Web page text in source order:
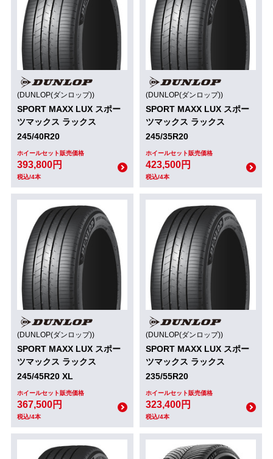
(DUNLOP(ダンロップ))
SPORT MAXX LUX スポー
ツマックス ラックス
245/40R20
ホイールセット販売価格
393,800円
税込/4本
(DUNLOP(ダンロップ))
SPORT MAXX LUX スポー
ツマックス ラックス
245/35R20
ホイールセット販売価格
423,500円
税込/4本
(DUNLOP(ダンロップ))
SPORT MAXX LUX スポー
ツマックス ラックス
245/45R20 XL
ホイールセット販売価格
367,500円
税込/4本
(DUNLOP(ダンロップ))
SPORT MAXX LUX スポー
ツマックス ラックス
235/55R20
ホイールセット販売価格
323,400円
税込/4本